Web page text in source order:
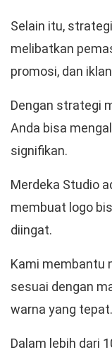
Selain itu,
melibatkan
promosi, dan
Dengan strategi
Anda bisa
signifikan.
Merdeka Studio
membuat logo
diingat.
Kami membantu
sesuai dengan
warna yang tepat.
Dalam lebih dari